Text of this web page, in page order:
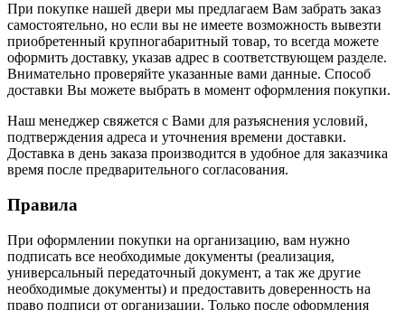
При покупке нашей двери мы предлагаем Вам забрать заказ
самостоятельно, но если вы не имеете возможность вывезти
приобретенный крупногабаритный товар, то всегда можете
оформить доставку, указав адрес в соответствующем разделе.
Внимательно проверяйте указанные вами данные. Способ
доставки Вы можете выбрать в момент оформления покупки.
Наш менеджер свяжется с Вами для разъяснения условий,
подтверждения адреса и уточнения времени доставки.
Доставка в день заказа производится в удобное для заказчика
время после предварительного согласования.
Правила
При оформлении покупки на организацию, вам нужно
подписать все необходимые документы (реализация,
универсальный передаточный документ, а так же другие
необходимые документы) и предоставить доверенность на
право подписи от организации. Только после оформления